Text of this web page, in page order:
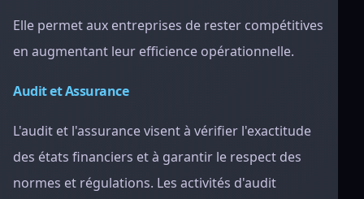
Elle permet aux entreprises de rester compétitives
en augmentant leur efficience opérationnelle.
Audit et Assurance
L'audit et l'assurance visent à vérifier l'exactitude
des états financiers et à garantir le respect des
normes et régulations. Les activités d'audit